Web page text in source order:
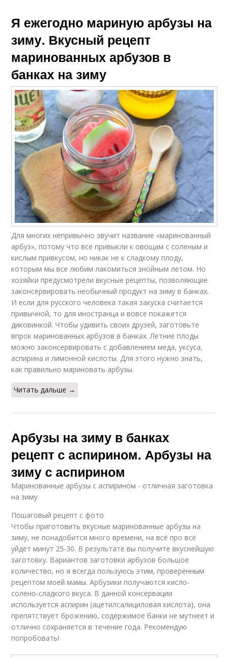
Я ежегодно мариную арбузы на
зиму. Вкусный рецепт
маринованных арбузов в
банках на зиму
Для многих непривычно звучит название «маринованный
арбуз», потому что все привыкли к овощам с соленым и
кислым привкусом, но никак не к сладкому плоду,
которым мы все любим лакомиться знойным летом. Но
хозяйки предусмотрели вкусные рецепты, позволяющие
законсервировать необычный продукт на зиму в банках.
И если для русского человека такая закуска считается
привычной, то для иностранца и вовсе покажется
диковинкой. Чтобы удивить своих друзей, заготовьте
впрок маринованных арбузов в банках. Летние плоды
можно законсервировать с добавлением меда, уксуса,
аспирина и лимонной кислоты. Для этого нужно знать,
как правильно мариновать арбузы.
Читать дальше →
Арбузы на зиму в банках
рецепт с аспирином. Арбузы на
зиму с аспирином
Маринованные арбузы с аспирином - отличная заготовка
на зиму.
Пошаговый рецепт с фото
Чтобы приготовить вкусные маринованные арбузы на
зиму, не понадобится много времени, на всё про всё
уйдёт минут 25-30. В результате вы получите вкуснейшую
заготовку. Вариантов заготовки арбузов большое
количество, но я всегда пользуюсь этим, проверенным
рецептом моей мамы. Арбузики получаются кисло-
солено-сладкого вкуса. В данной консервации
используется аспирин (ацетилсалициловая кислота), она
препятствует брожению, содержимое банки не мутнеет и
отлично сохраняется в течение года. Рекомендую
попробовать!